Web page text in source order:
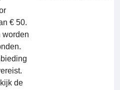
€ 50.
worden
de